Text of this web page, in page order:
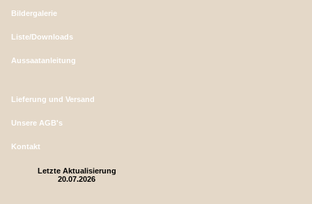
Bildergalerie
Liste/Downloads
Aussaatanleitung
Lieferung und Versand
Unsere AGB's
Kontakt
Letzte Aktualisierung
20.07.2026